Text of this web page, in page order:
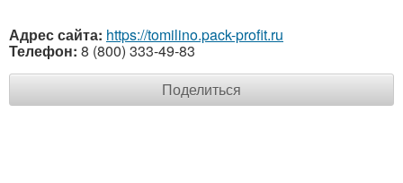
Адрес сайта: https://tomilino.pack-profit.ru
Телефон: 8 (800) 333-49-83
Поделиться